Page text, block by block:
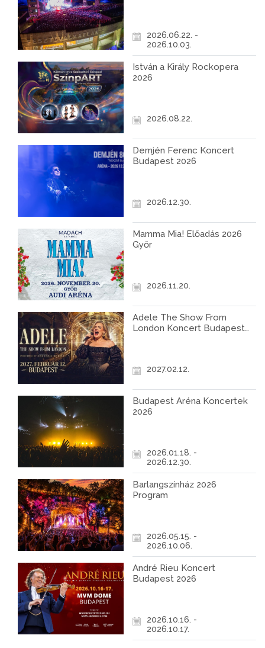
2026.06.22. -
2026.10.03.
István a Király Rockopera
2026
2026.08.22.
Demjén Ferenc Koncert
Budapest 2026
2026.12.30.
Mamma Mia! Előadás 2026
Győr
2026.11.20.
Adele The Show From
London Koncert Budapest
2027.02.12.
Budapest Aréna Koncertek
2026
2026.01.18. -
2026.12.30.
Barlangszínház 2026
Program
2026.05.15. -
2026.10.06.
André Rieu Koncert
Budapest 2026
2026.10.16. -
2026.10.17.